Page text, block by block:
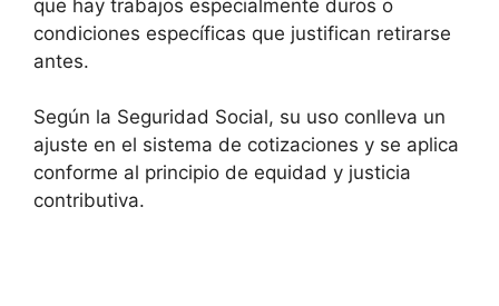
que hay trabajos especialmente duros o
condiciones específicas que justifican retirarse
antes.
Según la Seguridad Social, su uso conlleva un
ajuste en el sistema de cotizaciones y se aplica
conforme al principio de equidad y justicia
contributiva.